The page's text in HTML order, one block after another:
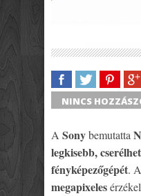
SHARETWEETSHARE
NINCS
A Sonybemutatta
legkisebb,
fényképezőgépét.
megapixeles